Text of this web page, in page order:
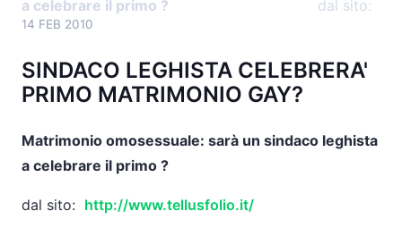
a celebrare il primo ?
dal sito:
14 FEB 2010
SINDACO LEGHISTA CELEBRERA'
PRIMO MATRIMONIO GAY?
Matrimonio omosessuale: sarà un sindaco leghista
a celebrare il primo ?
dal sito: http://www.tellusfolio.it/